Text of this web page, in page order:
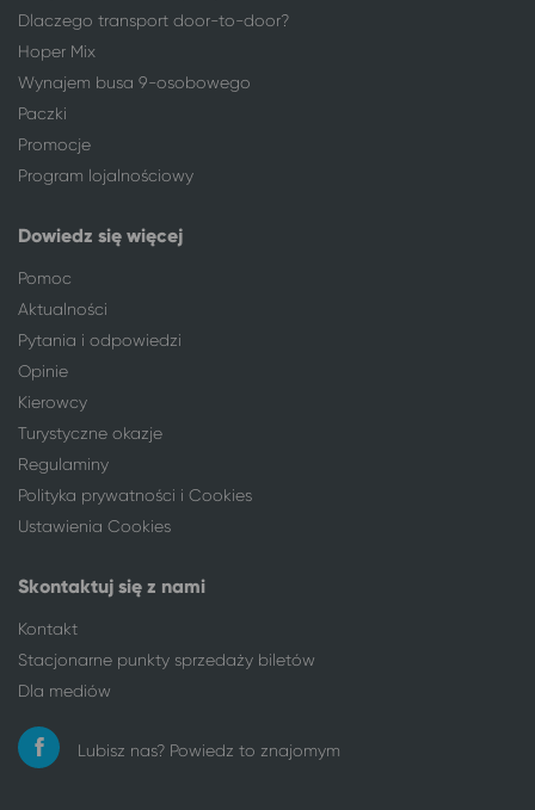
Dlaczego transport door-to-door?
Hoper Mix
Wynajem busa 9-osobowego
Paczki
Promocje
Program lojalnościowy
Dowiedz się więcej
Pomoc
Aktualności
Pytania i odpowiedzi
Opinie
Kierowcy
Turystyczne okazje
Regulaminy
Polityka prywatności i Cookies
Ustawienia Cookies
Skontaktuj się z nami
Kontakt
Stacjonarne punkty sprzedaży biletów
Dla mediów
Lubisz nas? Powiedz to znajomym